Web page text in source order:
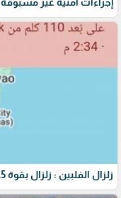
إجراءات أمنية غير مسبوقة لتأمين
زلزال الفلبين : زلزال بقوة 6.5 درجات يضرب قبالة سواحل جنوب الفلبين